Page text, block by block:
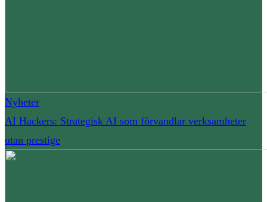
Nyheter
AI Hackers: Strategisk AI som förvandlar verksamheter
utan prestige